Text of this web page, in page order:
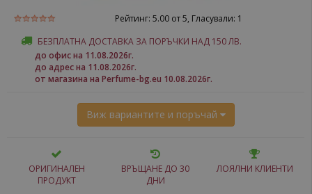
Рейтинг: 5.00от 5, Гласували: 1
БЕЗПЛАТНА ДОСТАВКА ЗА ПОРЪЧКИ НАД 150 ЛВ.
до офис на 11.08.2026г.
до адрес на 11.08.2026г.
от магазина на Perfume-bg.eu 10.08.2026г.
Виж вариантите и поръчай
ОРИГИНАЛЕН
ПРОДУКТ
ВРЪЩАНЕ ДО 30
ДНИ
ЛОЯЛНИ КЛИЕНТИ